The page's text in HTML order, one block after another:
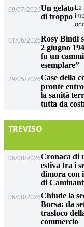
09/07/2026Un gelato
di troppo
La
01/06/2026Rosy Bindi
2 giugno
fu un
esemplare”
29/05/2026Case della
pronte
la sanità
tutta da
TREVISO
06/08/2026Cronaca di
estiva tra i
dimora con
di
06/08/2026Chiude la
Borsa: da
trasloco
commercio